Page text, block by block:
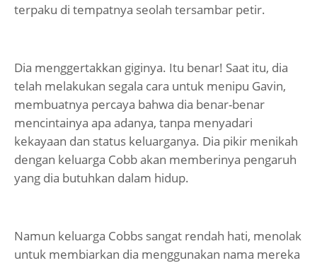
terpaku di tempatnya seolah tersambar petir.
Dia menggertakkan giginya. Itu benar! Saat itu, dia
telah melakukan segala cara untuk menipu Gavin,
membuatnya percaya bahwa dia benar-benar
mencintainya apa adanya, tanpa menyadari
kekayaan dan status keluarganya. Dia pikir menikah
dengan keluarga Cobb akan memberinya pengaruh
yang dia butuhkan dalam hidup.
Namun keluarga Cobbs sangat rendah hati, menolak
untuk membiarkan dia menggunakan nama mereka